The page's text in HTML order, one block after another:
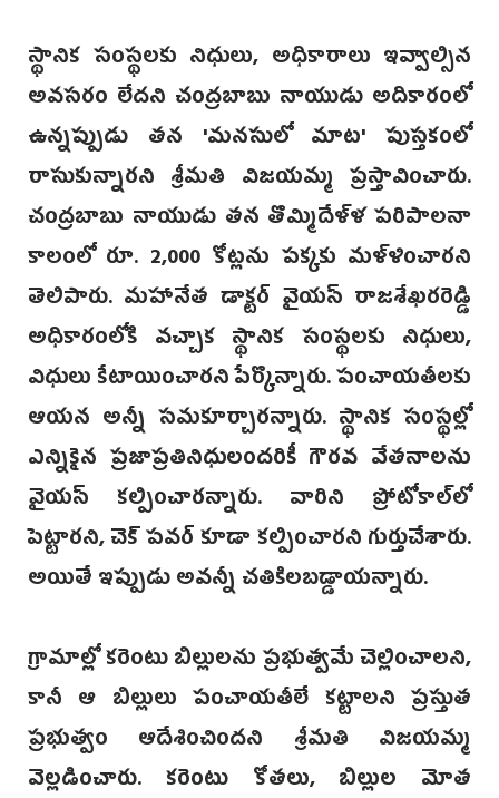
స్థానిక సంస్థలకు నిధులు, అధికారాలు ఇవ్వాల్సిన
అవసరం లేదని చంద్రబాబు నాయుడు అదికారంలో
ఉన్నప్పుడు తన 'మనసులో మాట' పుస్తకంలో
రాసుకున్నారని శ్రీమతి విజయమ్మ ప్రస్తావించారు.
చంద్రబాబు నాయుడు తన తొమ్మిదేళ్ళ పరిపాలనా
కాలంలో రూ. 2,000 కోట్లను పక్కకు మళ్ళించారని
తెలిపారు. మహానేత డాక్టర్‌ వైయస్‌ రాజశేఖరరెడ్డి
అధికారంలోకి వచ్చాక స్థానిక సంస్థలకు నిధులు,
విధులు కేటాయించారని పేర్కొన్నారు. పంచాయతీలకు
ఆయన అన్నీ సమకూర్చారన్నారు. స్థానిక సంస్థల్లో
ఎన్నికైన ప్రజాప్రతినిధులందరికీ గౌరవ వేతనాలను
వైయస్‌ కల్పించారన్నారు. వారిని ప్రోటోకాల్‌లో
పెట్టారని, చెక్‌ పవర్‌ కూడా కల్పించారని గుర్తుచేశారు.
అయితే ఇప్పుడు అవన్నీ చతికిలబడ్డాయన్నారు.
గ్రామాల్లో కరెంటు బిల్లులను ప్రభుత్వమే చెల్లించాలని,
కానీ ఆ బిల్లులు పంచాయతీలే కట్టాలని ప్రస్తుత
ప్రభుత్వం ఆదేశించిందని శ్రీమతి విజయమ్మ
వెల్లడించారు. కరెంటు కోతలు, బిల్లుల మోత